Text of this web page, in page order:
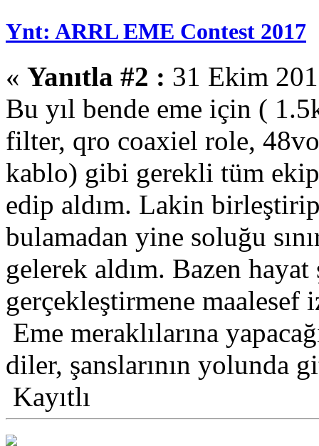
Ynt: ARRL EME Contest 2017
« Yanıtla #2 : 31 Ekim
Bu yıl bende eme için (
filter, qro coaxiel role,
kablo) gibi gerekli tüm
edip aldım. Lakin
bulamadan yine soluğu
gelerek aldım. Bazen
gerçekleştirmene
Eme meraklılarına
diler, şanslarının yolunda
Kayıtlı